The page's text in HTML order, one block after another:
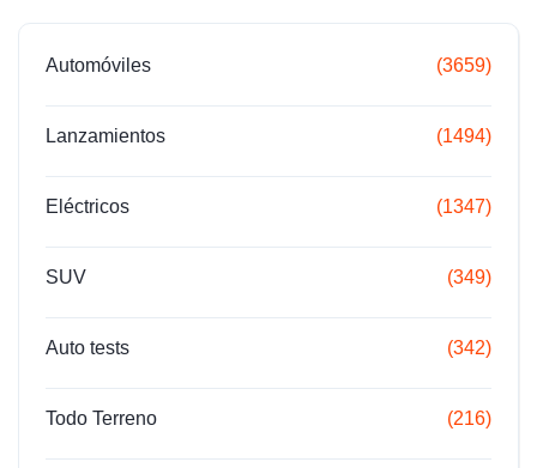
Automóviles (3659)
Lanzamientos (1494)
Eléctricos (1347)
SUV (349)
Auto tests (342)
Todo Terreno (216)